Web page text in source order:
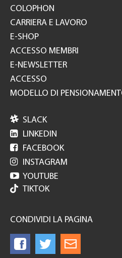
COLOPHON
CARRIERA E LAVORO
E-SHOP
ACCESSO MEMBRI
E-NEWSLETTER
ACCESSO
 SLACK
 LINKEDIN
 FACEBOOK
 INSTAGRAM
 YOUTUBE
TIKTOK
CONDIVIDI LA PAGINA